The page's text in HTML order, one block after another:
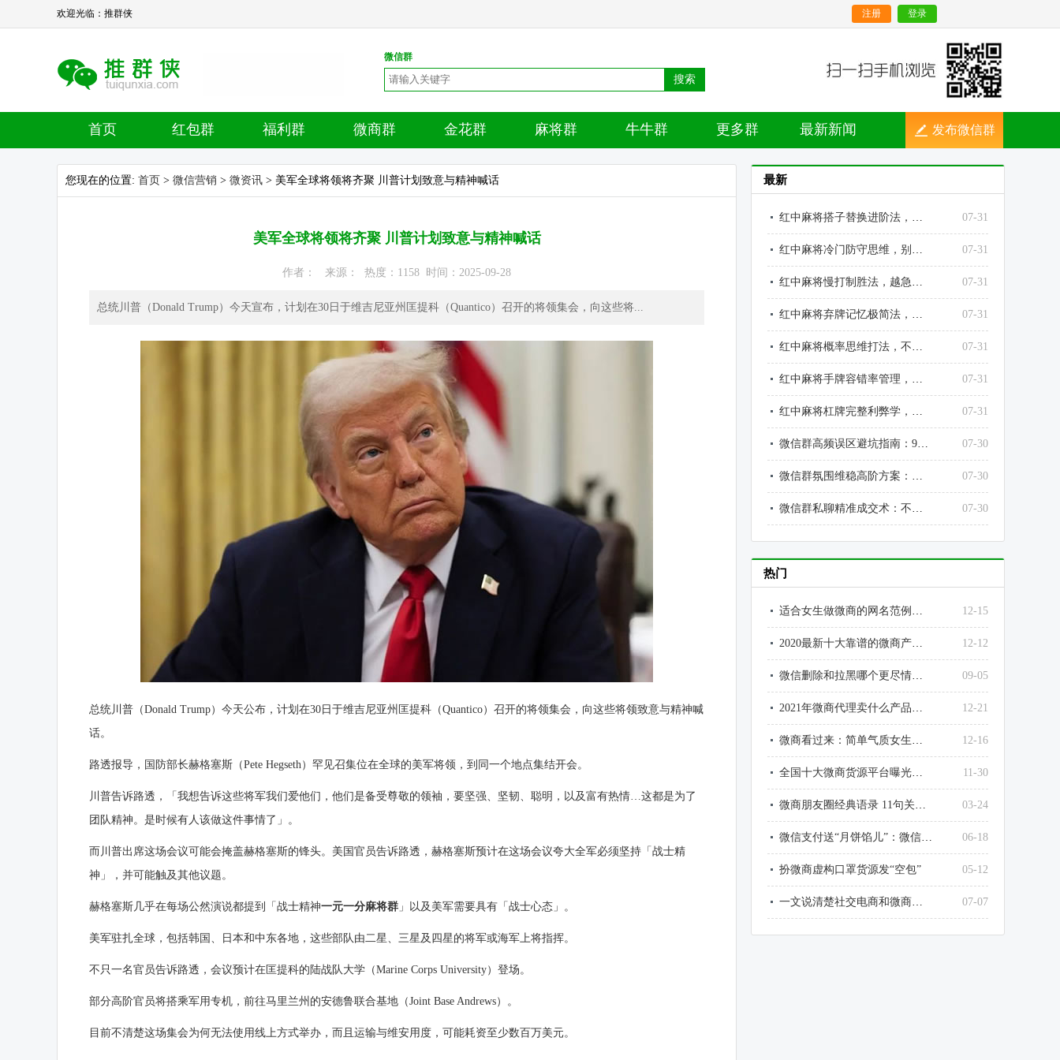
欢迎光临：推群侠 登录
注册
微信群
搜索
首页 红包群 福利群 微商群 金花群 麻将群 牛牛群 更多群 最新新闻 发布微信群
您现在的位置: 首页 > 微信营销 > 微资讯 > 美军全球将领将齐聚 川普计划致意与精神喊话
美军全球将领将齐聚 川普计划致意与精神喊话
作者： 来源： 热度：1158 时间：2025-09-28
总统川普（Donald Trump）今天宣布，计划在30日于维吉尼亚州匡提科（Quantico）召开的将领集会，向这些将...
总统川普 （Donald Trump）今天公布，计划在30日于维吉尼亚州 匡提科（Quantico）召开的将领集会，向这些将领致意与精神喊
话。
路透报导， 国防部长赫格塞斯（Pete Hegseth）罕见召集位在全球的美军将领，到同一个地点集结开会。
川普告诉路透，「我想告诉这些将军我们爱他们，他们是备受尊敬的领袖，要坚强、坚韧、聪明，以及富有热情…这都是为了
团队精神。是时候有人该做这件事情了」。
而川普出席这场会议可能会掩盖赫格塞斯的锋头。美国官员告诉路透，赫格塞斯预计在这场会议夸大全军必须坚持「战士精
神」，并可能触及其他议题。
赫格塞斯几乎在每场公然演说都提到「战士精神一元一分麻将群 」以及美军需要具有「战士心态」。
美军驻扎全球，包括韩国、日本和中东各地，这些部队由二星、三星及四星的将军或海军上将指挥。
不只一名官员告诉路透，会议预计在匡提科的陆战队大学（Marine Corps University）登场。
部分高阶官员将搭乘军用专机，前往马里兰州的安德鲁联合基地（Joint Base Andrews）。
目前不清楚这场集会为何无法使用线上方式举办，而且运输与维安用度，可能耗资至少数百万美元。
最新
红中麻将搭子替换进阶法，越换越顺、越调越稳 07-31
红中麻将冷门防守思维，别人不防的点，就是你的输点 07-31
红中麻将慢打制胜法，越急躁越输、越沉稳越赢 07-31
红中麻将弃牌记忆极简法，不用死记也能精准读牌 07-31
红中麻将概率思维打法，不靠运气靠数理赢牌 07-31
红中麻将手牌容错率管理，高手永远给自己留退路 07-31
红中麻将杠牌完整利弊学，不乱杠、不瞎丢、不送炮、不送分 07-31
微信群高频误区避坑指南：90%运营都在犯的致命错误，彻底止损翻盘 07-30
微信群氛围维稳高阶方案：不尬聊、不灌水、不冷群，打造高价值优质社群 07-30
微信群私聊精准成交术：不骚扰、不扰民、不反感，私聊转化率提升3倍 07-30
热门
适合女生做微商的网名范例大全 12-15
2020最新十大靠谱的微商产品排行榜 12-12
微信删除和拉黑哪个更尽情？为什么？微信拉黑和删除好友的区别 09-05
2021年微商代理卖什么产品最赚钱？ 12-21
微商看过来：简单气质女生微信网名大全 12-16
全国十大微商货源平台曝光了，最大的竟然是它 11-30
微商朋友圈经典语录 11句关于微商的经典句子 03-24
微信支付送“月饼馅儿”：微信这样提现，不用1毛钱手续费 06-18
扮微商虚构口罩货源发“空包” 05-12
一文说清楚社交电商和微商和传销的区别 07-07